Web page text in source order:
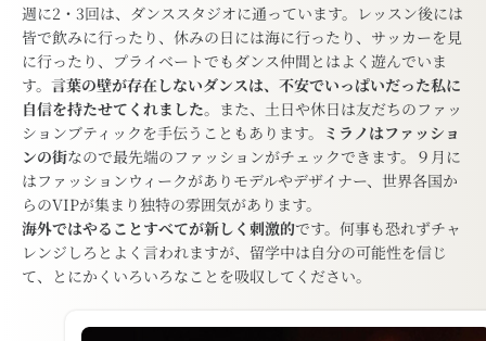
週に2・3回は、ダンススタジオに通っています。レッスン後には
皆で飲みに行ったり、休みの日には海に行ったり、サッカーを見
に行ったり、プライベートでもダンス仲間とはよく遊んでいま
す。 言葉の壁が存在しないダンスは、不安でいっぱいだった私に
自信を持たせてくれました。また、土日や休日は友だちのファッ
ションブティックを手伝うこともあります。 ミラノはファッショ
ンの街なので最先端のファッションがチェックできます。９月に
はファッションウィークがありモデルやデザイナー、世界各国か
らのVIPが集まり独特の雰囲気があります。
海外ではやることすべてが新しく刺激的です。何事も恐れずチャ
レンジしろとよく言われますが、留学中は自分の可能性を信じ
て、とにかくいろいろなことを吸収してください。